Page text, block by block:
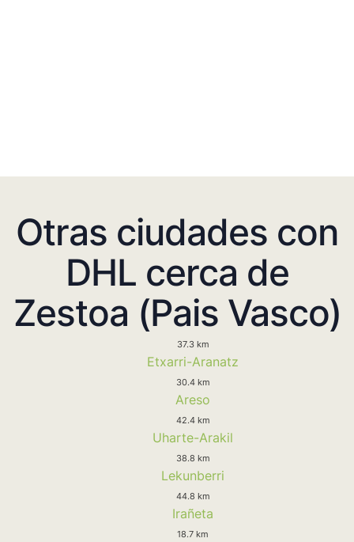
Otras ciudades con
DHL cerca de
Zestoa (Pais Vasco)
37.3 km
Etxarri-Aranatz
30.4 km
Areso
42.4 km
Uharte-Arakil
38.8 km
Lekunberri
44.8 km
Irañeta
18.7 km